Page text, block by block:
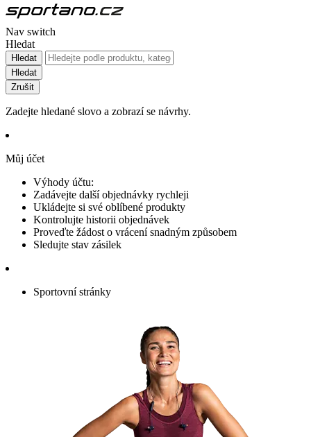
Nav switch
Hledat
Hledat
Hledat
Zrušit
Zadejte hledané slovo a zobrazí se návrhy.
Můj účet
Výhody účtu:
Zadávejte další objednávky rychleji
Ukládejte si své oblíbené produkty
Kontrolujte historii objednávek
Proveďte žádost o vrácení snadným způsobem
Sledujte stav zásilek
Sportovní stránky